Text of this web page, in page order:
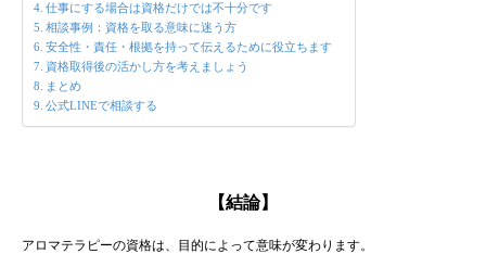
仕事にする場合は資格だけでは不十分です
相談事例：資格を取る意味に迷う方
安全性・責任・根拠を持って伝えるために役立ちます
資格取得後の活かし方を考えましょう
まとめ
公式LINEで相談する
【結論】
アロマテラピーの資格は、目的によって意味が変わります。